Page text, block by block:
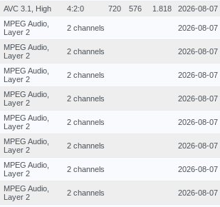
AVC 3.1, High 4:2:0 720 576 1.818 2026-08-07
MPEG Audio,
Layer 2
2 channels 2026-08-07
MPEG Audio,
Layer 2
2 channels 2026-08-07
MPEG Audio,
Layer 2
2 channels 2026-08-07
MPEG Audio,
Layer 2
2 channels 2026-08-07
MPEG Audio,
Layer 2
2 channels 2026-08-07
MPEG Audio,
Layer 2
2 channels 2026-08-07
MPEG Audio,
Layer 2
2 channels 2026-08-07
MPEG Audio,
Layer 2
2 channels 2026-08-07